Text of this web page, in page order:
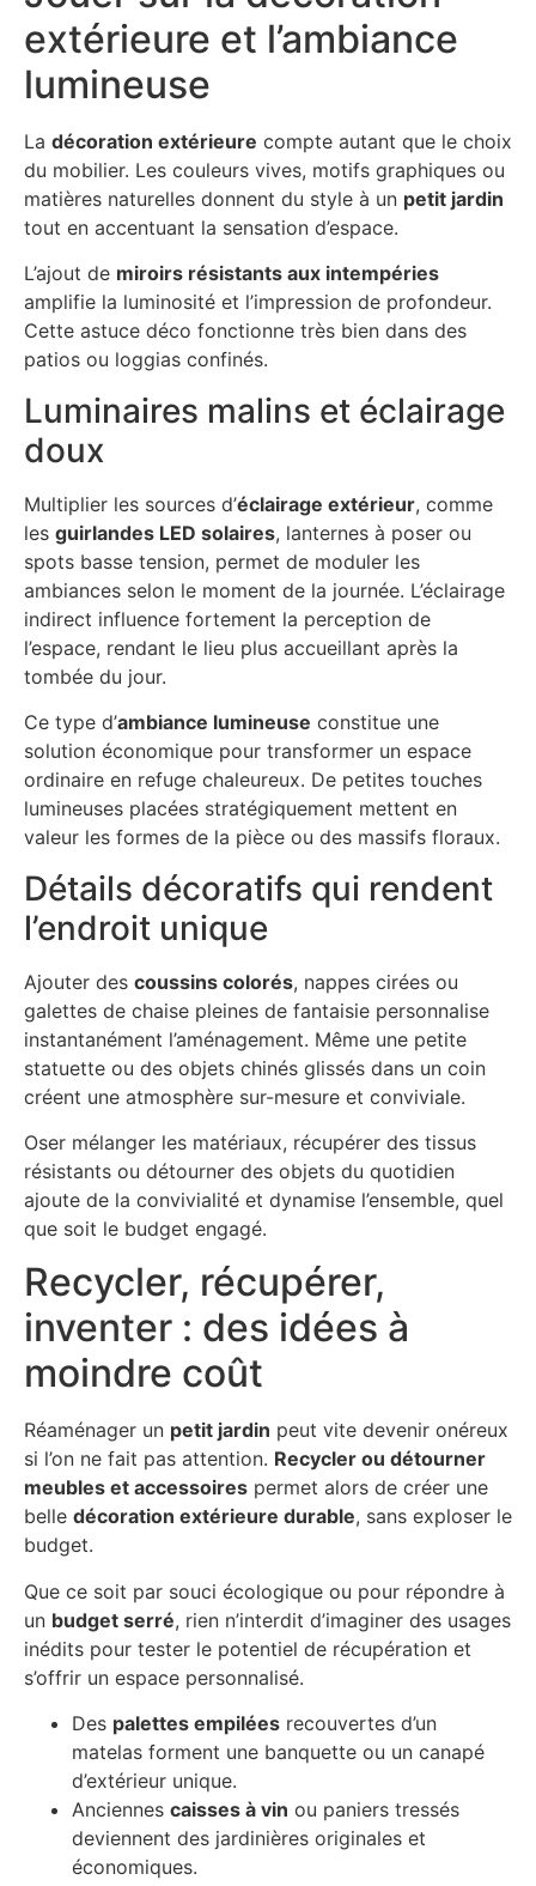
extérieure et l’ambiance
lumineuse
La décoration extérieure compte autant que le choix
du mobilier. Les couleurs vives, motifs graphiques ou
matières naturelles donnent du style à un petit jardin
tout en accentuant la sensation d’espace.
L’ajout de miroirs résistants aux intempéries
amplifie la luminosité et l’impression de profondeur.
Cette astuce déco fonctionne très bien dans des
patios ou loggias confinés.
Luminaires malins et éclairage
doux
Multiplier les sources d’éclairage extérieur, comme
les guirlandes LED solaires, lanternes à poser ou
spots basse tension, permet de moduler les
ambiances selon le moment de la journée. L’éclairage
indirect influence fortement la perception de
l’espace, rendant le lieu plus accueillant après la
tombée du jour.
Ce type d’ambiance lumineuse constitue une
solution économique pour transformer un espace
ordinaire en refuge chaleureux. De petites touches
lumineuses placées stratégiquement mettent en
valeur les formes de la pièce ou des massifs floraux.
Détails décoratifs qui rendent
l’endroit unique
Ajouter des coussins colorés, nappes cirées ou
galettes de chaise pleines de fantaisie personnalise
instantanément l’aménagement. Même une petite
statuette ou des objets chinés glissés dans un coin
créent une atmosphère sur-mesure et conviviale.
Oser mélanger les matériaux, récupérer des tissus
résistants ou détourner des objets du quotidien
ajoute de la convivialité et dynamise l’ensemble, quel
que soit le budget engagé.
Recycler, récupérer,
inventer : des idées à
moindre coût
Réaménager un petit jardin peut vite devenir onéreux
si l’on ne fait pas attention. Recycler ou détourner
meubles et accessoires permet alors de créer une
belle décoration extérieure durable, sans exploser le
budget.
Que ce soit par souci écologique ou pour répondre à
un budget serré, rien n’interdit d’imaginer des usages
inédits pour tester le potentiel de récupération et
s’offrir un espace personnalisé.
Des palettes empilées recouvertes d’un
matelas forment une banquette ou un canapé
d’extérieur unique.
Anciennes caisses à vin ou paniers tressés
deviennent des jardinières originales et
économiques.